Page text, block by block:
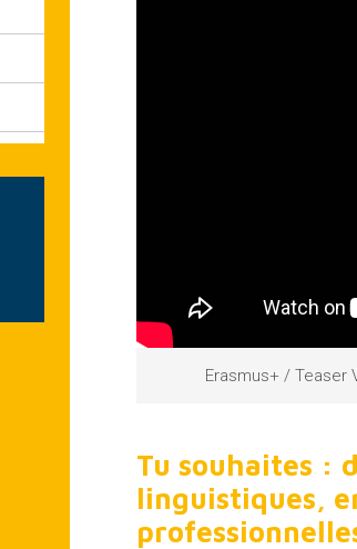
Erasmus+ / Teaser
Tu souhaites :
linguistiques,